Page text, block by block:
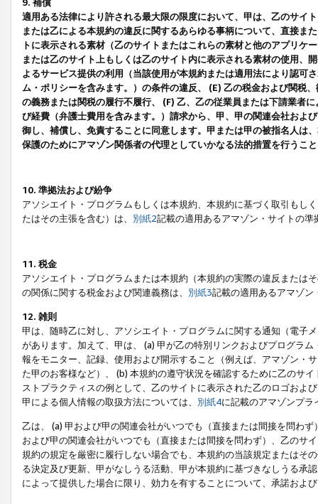
9. 補償
適用ある法律により許される最大限の限度において、甲は、乙のサイ
または乙による本規約の違反に関するあらゆる事柄について、直接ま
トに表示される素材（乙のサイトまたはこれらの素材と他のアプリ
または乙のサイト上もしくは乙のサイト内に表示される素材の使用、
よるサービス提供の利用（当該使用が本規約または適用法により認可
ム・ポリシーを含みます。）の条件の違反、 (E) 乙の税金および関税
の義務または関税の履行不履行、 (F) 乙、乙の従業員または下請業者
び経費（弁護士費用を含みます。）請求から、甲、甲の関連会社およ
御し、補償し、免責することに同意します。甲または甲の被指名人は
保護のためにアマゾン関係者の代理としていかなる法的措置を行うこ
10. 準拠法および紛争
アソシエイト・プログラムもしくは本規約、本規約に基づく取引もし
たはその主張を含む）は、 別紙2記載の適用あるアマゾン・サイトの
11. 税金
アソシエイト・プログラムまたは本規約（本規約の実際の違反または
の関係に関する税金および関連義務は、 別紙3記載の適用あるアマゾン
12. 雑則
甲は、随時乙に対し、アソシエイト・プログラムに関する通知（電子
があります。加えて、甲は、 (a) 甲が乙の特別リンクおよびプログラ
報をモニター、記録、使用および開示すること（例えば、アマゾン・
た甲のお客様など）、 (b) 本規約の遵守状況を確認するために乙のサ
ストプラクティスの例として、乙のサイトに表示された乙のロゴおよ
甲による個人情報の取扱方法については、 別紙4に記載のアマゾンプ
乙は、 (a) 甲および甲の関連会社がいつでも（直接または間接を問わ
および甲の関連会社がいつでも（直接または間接を問わず）、乙のサ
規約の規定を厳密に履行しない場合でも、本規約の当該規定またはそ
る決定及び更新、甲がなしうる活動、甲が本規約に基づきなしうる承
によって提供した場合に限り、効力を有することについて、承諾およ